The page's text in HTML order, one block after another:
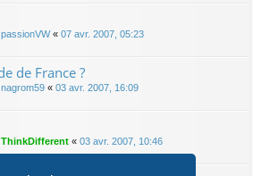
passionVW« 07 avr. 2007, 05:23
de France ?
nagrom59 « 03 avr. 2007, 16:09
ThinkDifferent « 03 avr. 2007, 10:46